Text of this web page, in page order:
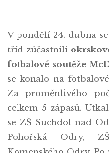
V pondělí 24. dubna
tříd zúčastnili
fotbalové soutěže
se konalo na
Za proměnlivého
celkem 5 zápasů.
se ZŠ Suchdol nad
Pohořská Odry,